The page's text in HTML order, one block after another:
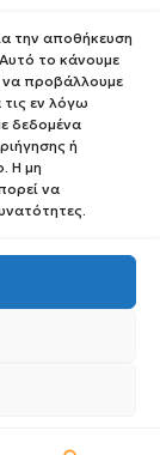
την αποθήκευση
το κάνουμε
να προβάλλουμε
τις εν λόγω
δεδομένα
ή
Η μη
να
Reserved